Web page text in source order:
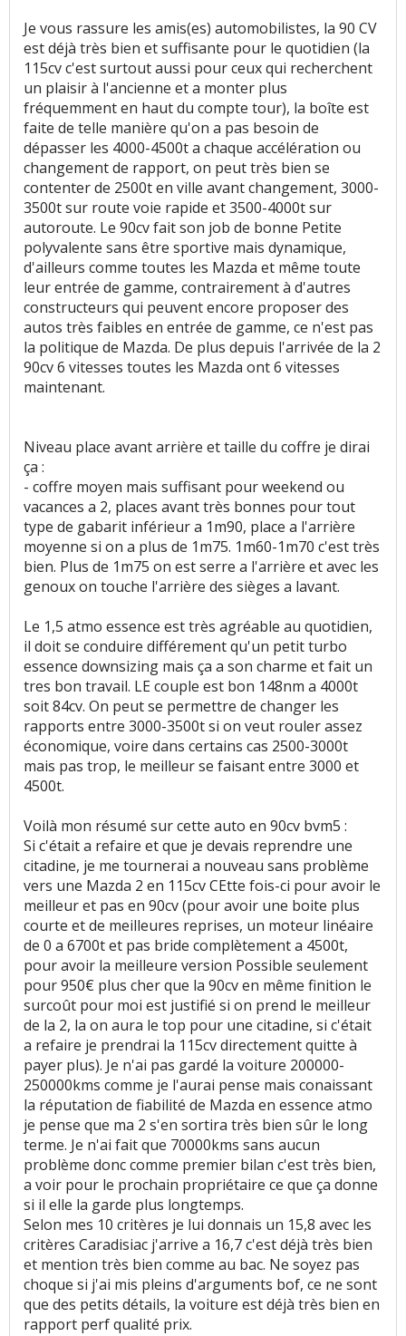
Je vous rassure les amis(es) automobilistes, la 90 CV
est déjà très bien et suffisante pour le quotidien (la
115cv c'est surtout aussi pour ceux qui recherchent
un plaisir à l'ancienne et a monter plus
fréquemment en haut du compte tour), la boîte est
faite de telle manière qu'on a pas besoin de
dépasser les 4000-4500t a chaque accélération ou
changement de rapport, on peut très bien se
contenter de 2500t en ville avant changement, 3000-
3500t sur route voie rapide et 3500-4000t sur
autoroute. Le 90cv fait son job de bonne Petite
polyvalente sans être sportive mais dynamique,
d'ailleurs comme toutes les Mazda et même toute
leur entrée de gamme, contrairement à d'autres
constructeurs qui peuvent encore proposer des
autos très faibles en entrée de gamme, ce n'est pas
la politique de Mazda. De plus depuis l'arrivée de la 2
90cv 6 vitesses toutes les Mazda ont 6 vitesses
maintenant.
Niveau place avant arrière et taille du coffre je dirai
ça :
- coffre moyen mais suffisant pour weekend ou
vacances a 2, places avant très bonnes pour tout
type de gabarit inférieur a 1m90, place a l'arrière
moyenne si on a plus de 1m75. 1m60-1m70 c'est très
bien. Plus de 1m75 on est serre a l'arrière et avec les
genoux on touche l'arrière des sièges a lavant.
Le 1,5 atmo essence est très agréable au quotidien,
il doit se conduire différement qu'un petit turbo
essence downsizing mais ça a son charme et fait un
tres bon travail. LE couple est bon 148nm a 4000t
soit 84cv. On peut se permettre de changer les
rapports entre 3000-3500t si on veut rouler assez
économique, voire dans certains cas 2500-3000t
mais pas trop, le meilleur se faisant entre 3000 et
4500t.
Voilà mon résumé sur cette auto en 90cv bvm5 :
Si c'était a refaire et que je devais reprendre une
citadine, je me tournerai a nouveau sans problème
vers une Mazda 2 en 115cv CEtte fois-ci pour avoir le
meilleur et pas en 90cv (pour avoir une boite plus
courte et de meilleures reprises, un moteur linéaire
de 0 a 6700t et pas bride complètement a 4500t,
pour avoir la meilleure version Possible seulement
pour 950€ plus cher que la 90cv en même finition le
surcoût pour moi est justifié si on prend le meilleur
de la 2, la on aura le top pour une citadine, si c'était
a refaire je prendrai la 115cv directement quitte à
payer plus). Je n'ai pas gardé la voiture 200000-
250000kms comme je l'aurai pense mais conaissant
la réputation de fiabilité de Mazda en essence atmo
je pense que ma 2 s'en sortira très bien sûr le long
terme. Je n'ai fait que 70000kms sans aucun
problème donc comme premier bilan c'est très bien,
a voir pour le prochain propriétaire ce que ça donne
si il elle la garde plus longtemps.
Selon mes 10 critères je lui donnais un 15,8 avec les
critères Caradisiac j'arrive a 16,7 c'est déjà très bien
et mention très bien comme au bac. Ne soyez pas
choque si j'ai mis pleins d'arguments bof, ce ne sont
que des petits détails, la voiture est déjà très bien en
rapport perf qualité prix.